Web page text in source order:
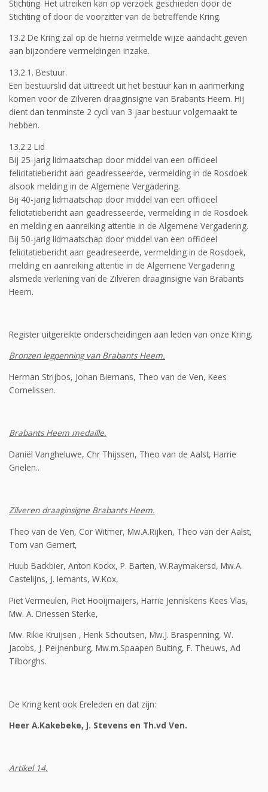
Stichting. Het uitreiken kan op verzoek geschieden door de
Stichting of door de voorzitter van de betreffende Kring.
13.2 De Kring zal op de hierna vermelde wijze aandacht geven
aan bijzondere vermeldingen inzake.
13.2.1. Bestuur.
Een bestuurslid dat uittreedt uit het bestuur kan in aanmerking
komen voor de Zilveren draaginsigne van Brabants Heem. Hij
dient dan tenminste 2 cycli van 3 jaar bestuur volgemaakt te
hebben.
13.2.2 Lid
Bij 25-jarig lidmaatschap door middel van een officieel
felicitatiebericht aan geadresseerde, vermelding in de Rosdoek
alsook melding in de Algemene Vergadering.
Bij 40-jarig lidmaatschap door middel van een officieel
felicitatiebericht aan geadresseerde, vermelding in de Rosdoek
en melding en aanreiking attentie in de Algemene Vergadering.
Bij 50-jarig lidmaatschap door middel van een officieel
felicitatiebericht aan geadreseerde, vermelding in de Rosdoek,
melding en aanreiking attentie in de Algemene Vergadering
alsmede verlening van de Zilveren draaginsigne van Brabants
Heem.
Register uitgereikte onderscheidingen aan leden van onze Kring.
Bronzen legpenning van Brabants Heem.
Herman Strijbos, Johan Biemans, Theo van de Ven, Kees
Cornelissen.
Brabants Heem medaille.
Daniël Vangheluwe, Chr Thijssen, Theo van de Aalst, Harrie
Grielen..
Zilveren draaginsigne Brabants Heem.
Theo van de Ven, Cor Witmer, Mw.A.Rijken, Theo van der Aalst,
Tom van Gemert,
Huub Backbier, Anton Kockx, P. Barten, W.Raymakersd, Mw.A.
Castelijns, J. Iemants, W.Kox,
Piet Vermeulen, Piet Hooijmaijers, Harrie Jenniskens Kees Vlas,
Mw. A. Driessen Sterke,
Mw. Rikie Kruijsen , Henk Schoutsen, Mw.J. Braspenning, W.
Jacobs, J. Peijnenburg, Mw.m.Spaapen Buiting, F. Theuws, Ad
Tilborghs.
De Kring kent ook Ereleden en dat zijn:
Heer A.Kakebeke, J. Stevens en Th.vd Ven.
Artikel 14.